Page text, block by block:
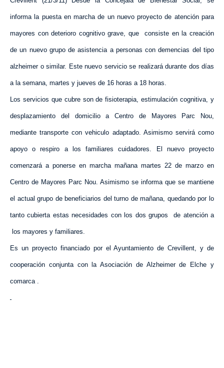
informa la puesta en marcha de un nuevo proyecto de atención para
mayores con deterioro cognitivo grave, que consiste en la creación
de un nuevo grupo de asistencia a personas con demencias del tipo
alzheimer o similar. Este nuevo servicio se realizará durante dos días
a la semana, martes y jueves de 16 horas a 18 horas.
Los servicios que cubre son de fisioterapia, estimulación cognitiva, y
desplazamiento del domicilio a Centro de Mayores Parc Nou,
mediante transporte con vehiculo adaptado. Asimismo servirá como
apoyo o respiro a los familiares cuidadores. El nuevo proyecto
comenzará a ponerse en marcha mañana martes 22 de marzo en
Centro de Mayores Parc Nou. Asimismo se informa que se mantiene
el actual grupo de beneficiarios del turno de mañana, quedando por lo
tanto cubierta estas necesidades con los dos grupos de atención a
los mayores y familiares.
Es un proyecto financiado por el Ayuntamiento de Crevillent, y de
cooperación conjunta con la Asociación de Alzheimer de Elche y
comarca .